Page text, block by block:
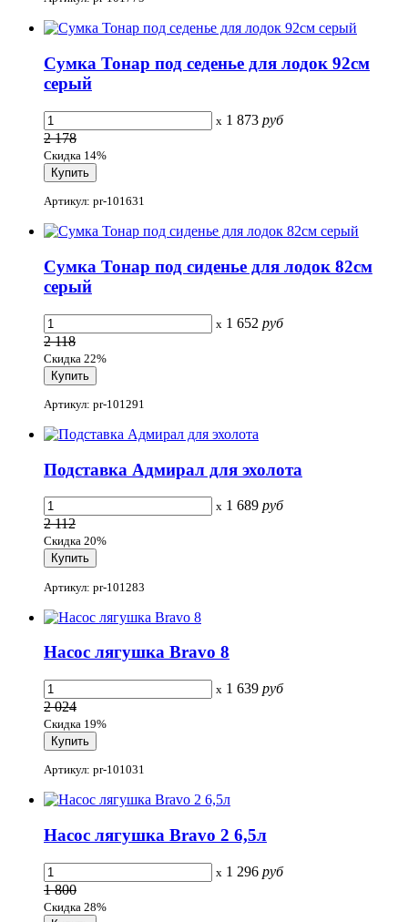
Сумка Тонар под седенье для лодок 92см
серый
x 1 873 руб
2 178
Скидка 14%
Артикул: pr-101631
Сумка Тонар под сиденье для лодок 82см
серый
x 1 652 руб
2 118
Скидка 22%
Артикул: pr-101291
Подставка Адмирал для эхолота
x 1 689 руб
2 112
Скидка 20%
Артикул: pr-101283
Насос лягушка Bravo 8
x 1 639 руб
2 024
Скидка 19%
Артикул: pr-101031
Насос лягушка Bravo 2 6,5л
x 1 296 руб
1 800
Скидка 28%